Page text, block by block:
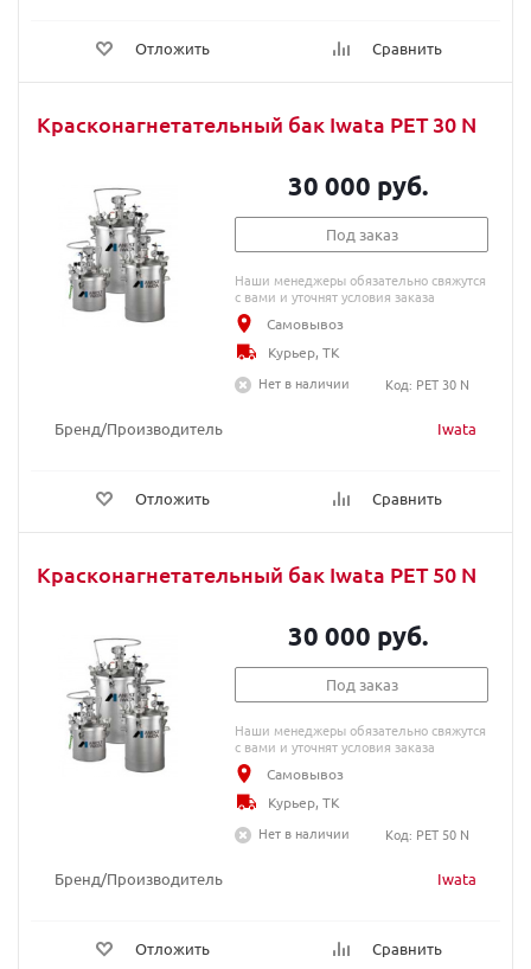
Отложить Сравнить
Красконагнетательный бак Iwata PET 30 N
Бренд/Производитель Iwata
Отложить Сравнить
30 000 руб.
Под заказ
Наши менеджеры обязательно свяжутся
с вами и уточнят условия заказа
Самовывоз
Курьер, ТК
Нет в наличии
Код: PET 30 N
Красконагнетательный бак Iwata PET 50 N
Бренд/Производитель Iwata
Отложить Сравнить
30 000 руб.
Под заказ
Наши менеджеры обязательно свяжутся
с вами и уточнят условия заказа
Самовывоз
Курьер, ТК
Нет в наличии
Код: PET 50 N